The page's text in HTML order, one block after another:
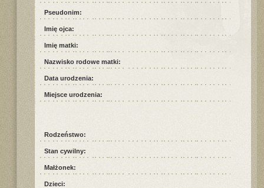
Pseudonim:
Imię ojca:
Imię matki:
Nazwisko rodowe matki:
Data urodzenia:
Miejsce urodzenia:
Rodzeństwo:
Stan cywilny:
Małżonek:
Dzieci: